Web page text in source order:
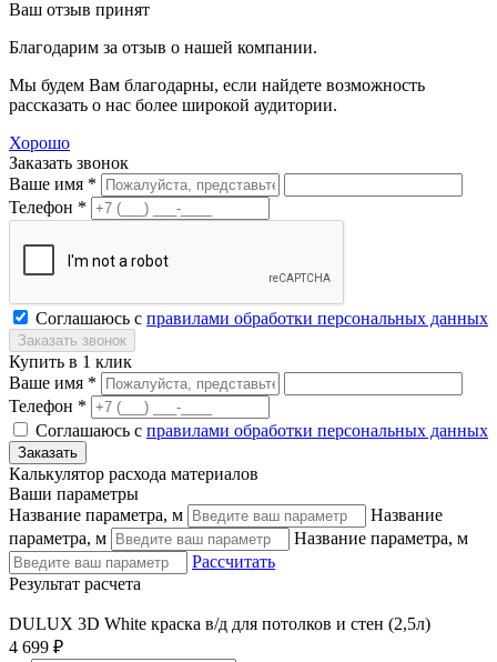
Ваш отзыв принят
Благодарим за отзыв о нашей компании.
Мы будем Вам благодарны, если найдете возможность
рассказать о нас более широкой аудитории.
Хорошо
Заказать звонок
Ваше имя *
Телефон *
Соглашаюсь с правилами обработки персональных данных
Купить в 1 клик
Ваше имя *
Телефон *
Соглашаюсь с правилами обработки персональных данных
Калькулятор расхода материалов
Ваши параметры
Название параметра, м
Название
параметра, м
Название параметра, м
Рассчитать
Результат расчета
DULUX 3D White краска в/д для потолков и стен (2,5л)
4 699 ₽